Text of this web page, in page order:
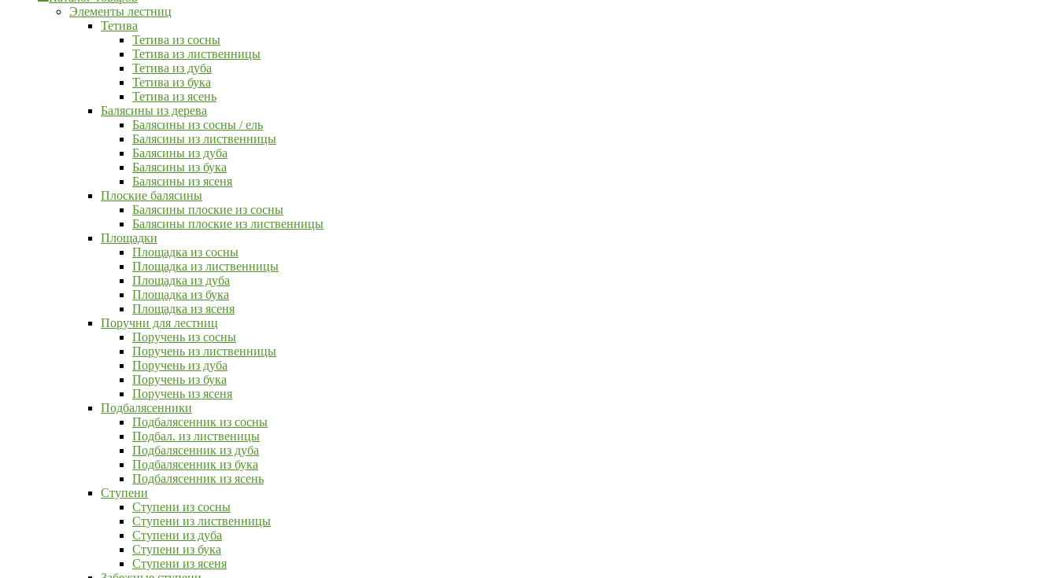
Элементы лестниц
Тетива
Тетива из сосны
Тетива из лиственницы
Тетива из дуба
Тетива из бука
Тетива из ясень
Балясины из дерева
Балясины из сосны / ель
Балясины из лиственницы
Балясины из дуба
Балясины из бука
Балясины из ясеня
Плоские балясины
Балясины плоские из сосны
Балясины плоские из лиственницы
Площадки
Площадка из сосны
Площадка из лиственницы
Площадка из дуба
Площадка из бука
Площадка из ясеня
Поручни для лестниц
Поручень из сосны
Поручень из лиственницы
Поручень из дуба
Поручень из бука
Поручень из ясеня
Подбалясенники
Подбалясенник из сосны
Подбал. из лиственицы
Подбалясенник из дуба
Подбалясенник из бука
Подбалясенник из ясень
Ступени
Ступени из сосны
Ступени из лиственницы
Ступени из дуба
Ступени из бука
Ступени из ясеня